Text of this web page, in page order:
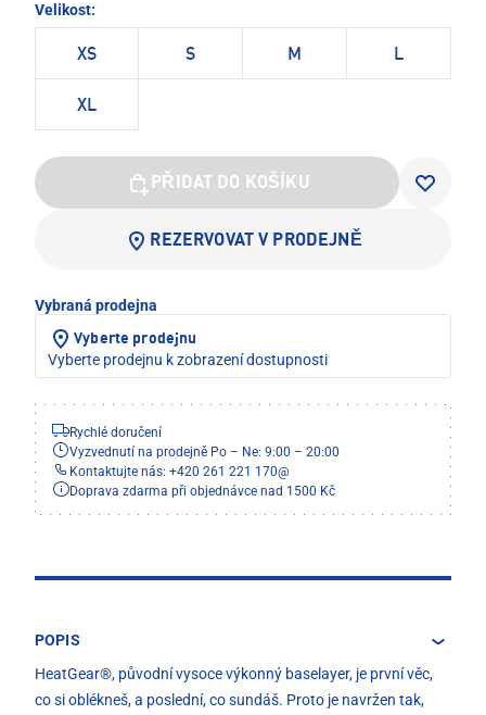
Velikost:
XS S M L
XL
PŘIDAT DO KOŠÍKU
REZERVOVAT V PRODEJNĚ
Vybraná prodejna
Vyberte prodejnu
Vyberte prodejnu k zobrazení dostupnosti
Rychlé doručení
Vyzvednutí na prodejně Po – Ne: 9:00 – 20:00
Kontaktujte nás: +420 261 221 170@
Doprava zdarma při objednávce nad 1500 Kč
POPIS
HeatGear®, původní vysoce výkonný baselayer, je první věc,
co si oblékneš, a poslední, co sundáš. Proto je navržen tak,